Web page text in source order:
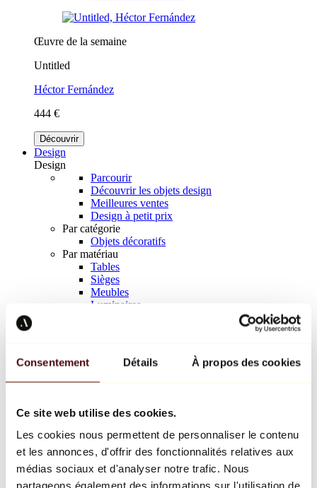
Consentement Détails À propos des cookies
Ce site web utilise des cookies.
Les cookies nous permettent de personnaliser le contenu
et les annonces, d'offrir des fonctionnalités relatives aux
médias sociaux et d'analyser notre trafic. Nous
partageons également des informations sur l'utilisation de
Œuvre de la semaine
Untitled
Héctor Fernández
444 €
Découvrir
Design
Design
Parcourir
Découvrir les objets design
Meilleures ventes
Design à petit prix
Par catégorie
Objets décoratifs
Par matériau
Tables
Sièges
Meubles
Luminaires
Richard Orlinski
Keith Haring
Jeff Koons
Jean-Michel Basquiat
Tous les designers
Œuvre de la semaine